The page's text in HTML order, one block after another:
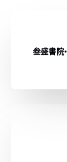
叁盛書院